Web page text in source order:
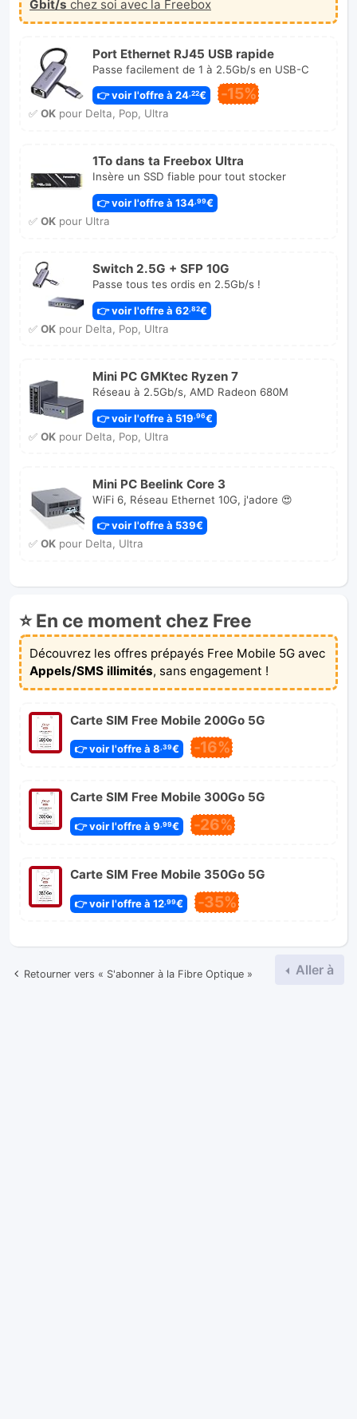
Gbit/s chez soi avec la Freebox
Port Ethernet RJ45 USB rapide
Passe facilement de 1 à 2.5Gb/s en USB-C
👉 voir l'offre à 24,22€ -15%
✅ OKpour Delta, Pop, Ultra
1To dans ta Freebox Ultra
Insère un SSD fiable pour tout stocker
👉 voir l'offre à 134 ,99€
✅ OKpour Ultra
Switch 2.5G + SFP 10G
Passe tous tes ordis en 2.5Gb/s !
👉 voir l'offre à 62,82€
✅ OKpour Delta, Pop, Ultra
Mini PC GMKtec Ryzen 7
Réseau à 2.5Gb/s, AMD Radeon 680M
👉 voir l'offre à 519,96€
✅ OKpour Delta, Pop, Ultra
Mini PC Beelink Core 3
WiFi 6, Réseau Ethernet 10G, j'adore 😍
👉 voir l'offre à 539€
✅ OKpour Delta, Ultra
⭐ En ce moment chez Free
Découvrez les offres prépayés Free Mobile 5G avec
Appels/SMS illimités, sans engagement !
Carte SIM Free Mobile 200Go 5G
👉 voir l'offre à 8,39€ -16%
Carte SIM Free Mobile 300Go 5G
👉 voir l'offre à 9 ,99€ -26%
Carte SIM Free Mobile 350Go 5G
👉 voir l'offre à 12,99€ -35%
Retourner vers « S'abonner à la Fibre Optique » Aller à